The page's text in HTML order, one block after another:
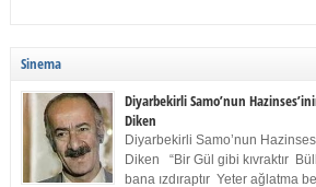
Sinema
Diyarbekirli Samo’nun
Diken
Diyarbekirli Samo’nun
Diken “Bir Gül gibi kıvraktır
bana ızdıraptır Yeter ağlatma